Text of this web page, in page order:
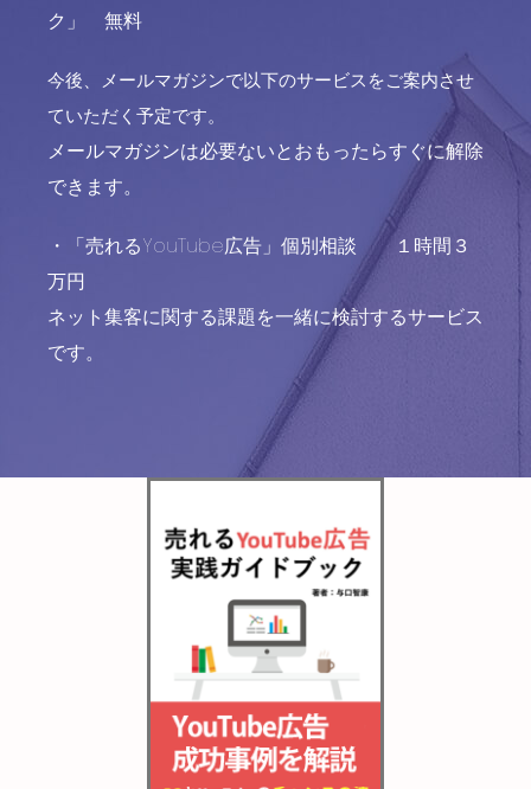
ク」 無料
今後、メールマガジンで以下のサービスをご案内させ
ていただく予定です。
メールマガジンは必要ないとおもったらすぐに解除
できます。
・「売れるYouTube広告」個別相談 １時間３
万円
ネット集客に関する課題を一緒に検討するサービス
です。